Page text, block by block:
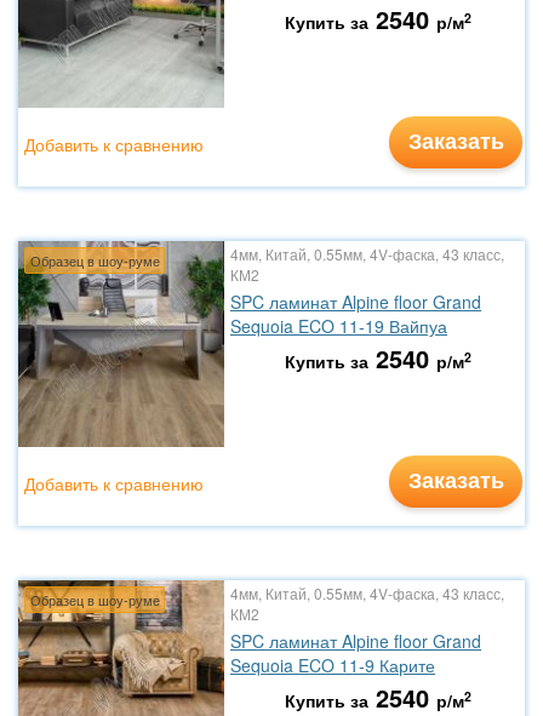
Купить за 2540 р/м2
Заказать
Добавить к сравнению
Образец в шоу-руме
4мм, Китай, 0.55мм, 4V-фаска, 43 класс,
КМ2
SPC ламинат Alpine floor Grand
Sequoia ECO 11-19 Вайпуа
Купить за 2540 р/м2
Заказать
Добавить к сравнению
Образец в шоу-руме
4мм, Китай, 0.55мм, 4V-фаска, 43 класс,
КМ2
SPC ламинат Alpine floor Grand
Sequoia ECO 11-9 Карите
Купить за 2540 р/м2